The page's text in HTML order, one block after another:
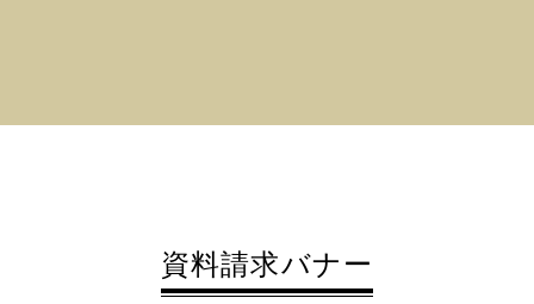
資料請求バナー